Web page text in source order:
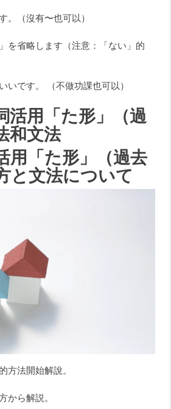
（沒有〜也可以）
を省略します（注意：「ない」的
いです。 （不做功課也可以）
活用「た形」（過
和文法
「た形」（過去
と文法について
方法開始解說。
から解説。